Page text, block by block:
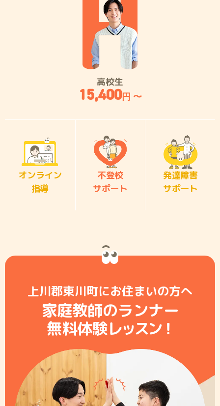
高校生
15,400円 〜
オンライン
指導
不登校
サポート
発達障害
サポート
上川郡東川町にお住まいの方へ
家庭教師のランナー
無料体験レッスン！